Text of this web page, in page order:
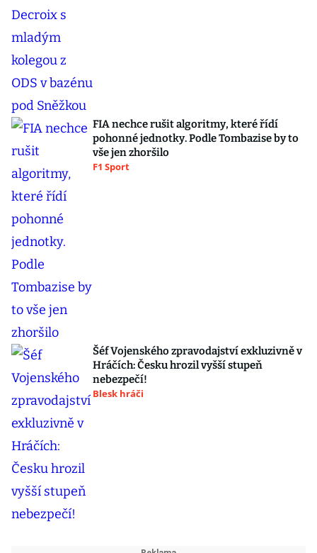
FIA nechce rušit algoritmy, které řídí
pohonné jednotky. Podle Tombazise by to
vše jen zhoršilo
F1 Sport
Šéf Vojenského zpravodajství exkluzivně v
Hráčích: Česku hrozil vyšší stupeň
nebezpečí!
Blesk hráči